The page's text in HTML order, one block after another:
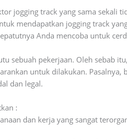
jogging track yang sama sekali
mendapatkan jogging track
Anda mencoba untuk
sebuah pekerjaan. Oleh sebab
untuk dilakukan.
dan legal.
:
dan kerja yang sangat